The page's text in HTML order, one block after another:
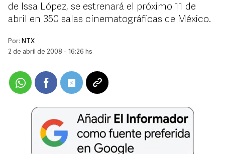
de Issa López, se estrenará el próximo 11 de
abril en 350 salas cinematográficas de México.
Por: NTX
2 de abril de 2008 - 16:26 hs